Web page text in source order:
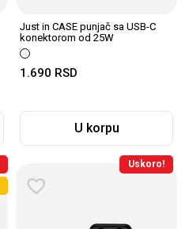
Just in CASE punjač sa USB-C
konektorom od 25W
1.690 RSD
U korpu
Uskoro!